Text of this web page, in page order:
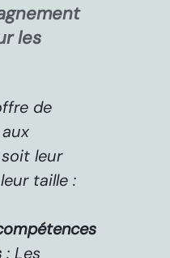
les
de
leur
taille :
: Les